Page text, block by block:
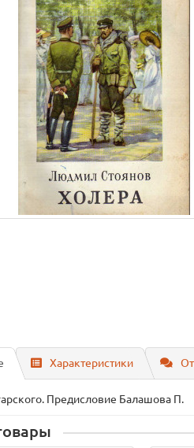
Характеристики
Предисловие Балашова П.